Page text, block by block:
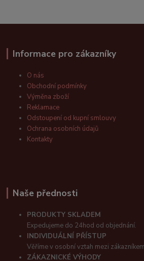
Informace pro zákazníky
O nás
Obchodní podmínky
Výměna zboží
Reklamace
Odstoupení od kupní smlouvy
Ochrana osobních údajů
Kontakty
Naše přednosti
PRODUKTY SKLADEM
Expedujeme do 24hod od objednání.
INDIVIDUÁLNÍ PŘÍSTUP
Věříme v osobní vztah mezi
ZÁKAZNICKÉ VÝHODY